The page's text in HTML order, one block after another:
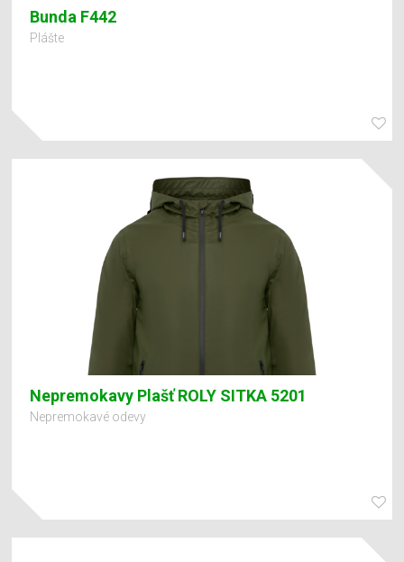
Bunda F442
Plášte
Nepremokavy Plašť ROLY SITKA 5201
Nepremokavé odevy